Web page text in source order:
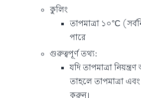
​কুলিং
তাপমাত্রা ১০°C
পারে
গুরুত্বপূর্ণ তথ্য:
যদি তাপমাত্রা
তাহলে তাপমাত্রা
করুন।